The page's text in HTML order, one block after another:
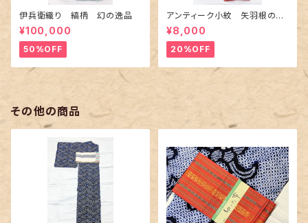
伊兵衛織り 縞柄 幻の逸品
¥100,000
50%OFF
アンティーク小紋 矢羽根の地
紋に短冊柄 裄６６cm
¥8,000
20%OFF
その他の商品